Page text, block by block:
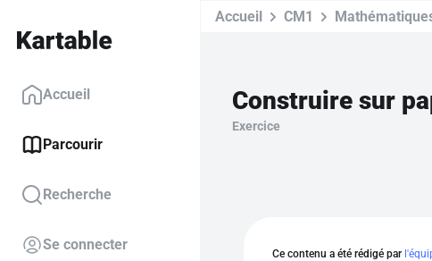
Accueil
Parcourir
Recherche
Se connecter
Accueil CM1
Exercice
Ce contenu a été rédigé par